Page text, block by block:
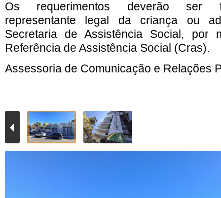
Os requerimentos deverão ser
representante legal da criança ou
Secretaria de Assistência Social, por
Referência de Assistência Social (Cras).
Assessoria de Comunicação e Relações